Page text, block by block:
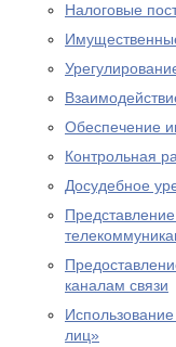
Налоговые
Обеспечение
Контрольная
Досудебное
каналам связи
лиц»